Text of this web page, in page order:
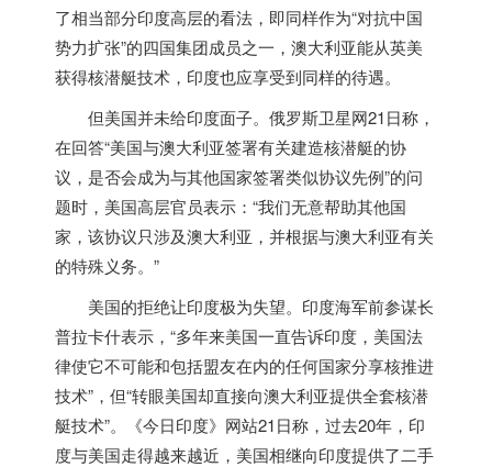
了相当部分印度高层的看法，即同样作为“对抗中国
势力扩张”的四国集团成员之一，澳大利亚能从英美
获得核潜艇技术， 印度也应享受到同样的待遇。
但美国并未给印度面子。俄罗斯卫星网21日称，
在回答“美国与澳大利亚签署有关建造核潜艇的协
议，是否会成为与其他国家签署类似协议先例”的问
题时，美国高层官员表示：“我们无意帮助其他国
家，该协议只涉及澳大利亚，并根据与澳大利亚有关
的特殊义务。”
美国的拒绝让印度极为失望。 印度海军前参谋长
普拉卡什表示，“多年来美国一直告诉印度 ，美国法
律使它不可能和包括盟友在内的任何国家分享核推进
技术”，但“转眼美国却直接向澳大利亚提供全套核潜
艇技术”。《今日印度》网站21日称，过去20年， 印
度与美国走得越来越近，美国相继向印度提供了二手